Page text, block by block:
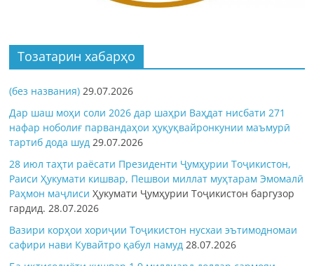
Тозатарин хабарҳо
(без названия) 29.07.2026
Дар шаш моҳи соли 2026 дар шаҳри Ваҳдат нисбати 271
нафар ноболиғ парвандаҳои ҳуқуқвайронкунии маъмурӣ
тартиб дода шуд 29.07.2026
28 июл таҳти раёсати Президенти Ҷумҳурии Тоҷикистон,
Раиси Ҳукумати кишвар, Пешвои миллат муҳтарам Эмомалӣ
Раҳмон маҷлисиҲукумати Ҷумҳурии Тоҷикистон баргузор
гардид.28.07.2026
Вазири корҳои хориҷии Тоҷикистон нусхаи эътимодномаи
сафири нави Кувайтро қабул намуд 28.07.2026